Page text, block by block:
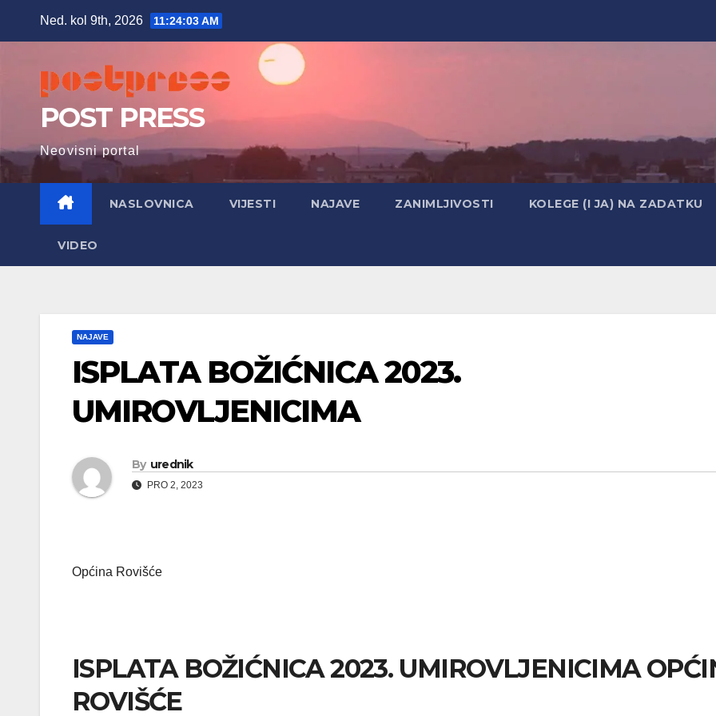
Ned. kol 9th, 2026 11:24:04 AM
POST PRESS
Neovisni portal
NASLOVNICA VIJESTI NAJAVE ZANIMLJIVOSTI KOLEGE (I JA) NA ZADATKU
VIDEO
NAJAVE
ISPLATA BOŽIĆNICA 2023.
UMIROVLJENICIMA
By urednik
PRO 2, 2023
Općina Rovišće
ISPLATA BOŽIĆNICA 2023. UMIROVLJENICIMA
ROVIŠĆE